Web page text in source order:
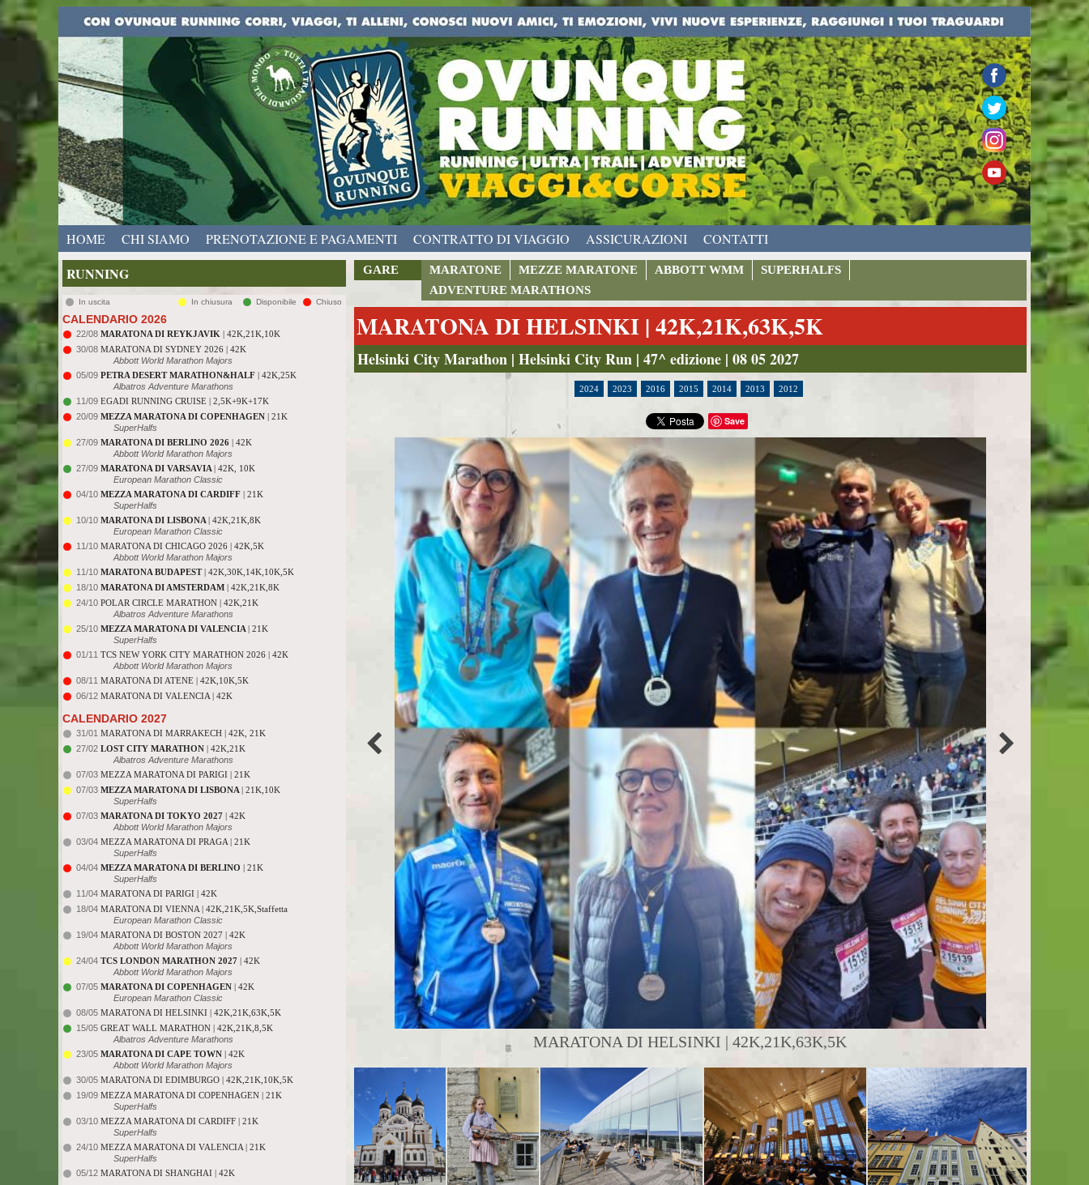
HOME CHI SIAMO PRENOTAZIONE E PAGAMENTI CONTRATTO DI VIAGGIO ASSICURAZIONI CONTATTI
RUNNING
In uscita In chiusura Disponibile Chiuso
CALENDARIO 2026
22/08 MARATONA DI REYKJAVIK | 42K,21K,10K
30/08 MARATONA DI SYDNEY 2026 | 42K
Abbott World Marathon Majors
05/09 PETRA DESERT MARATHON&HALF | 42K,25K
Albatros Adventure Marathons
11/09 EGADI RUNNING CRUISE | 2,5K+9K+17K
20/09 MEZZA MARATONA DI COPENHAGEN | 21K
SuperHalfs
27/09 MARATONA DI BERLINO 2026 | 42K
Abbott World Marathon Majors
27/09 MARATONA DI VARSAVIA | 42K, 10K
European Marathon Classic
04/10 MEZZA MARATONA DI CARDIFF | 21K
SuperHalfs
10/10 MARATONA DI LISBONA | 42K,21K,8K
European Marathon Classic
11/10 MARATONA DI CHICAGO 2026 | 42K,5K
Abbott World Marathon Majors
11/10 MARATONA BUDAPEST| 42K,30K,14K,10K,5K
18/10 MARATONA DI AMSTERDAM | 42K,21K,8K
24/10 POLAR CIRCLE MARATHON | 42K,21K
Albatros Adventure Marathons
25/10 MEZZA MARATONA DI VALENCIA | 21K
SuperHalfs
01/11 TCS NEW YORK CITY MARATHON 2026 | 42K
Abbott World Marathon Majors
08/11 MARATONA DI ATENE | 42K,10K,5K
06/12 MARATONA DI VALENCIA | 42K
CALENDARIO 2027
31/01 MARATONA DI MARRAKECH | 42K, 21K
27/02 LOST CITY MARATHON | 42K,21K
Albatros Adventure Marathons
07/03 MEZZA MARATONA DI PARIGI | 21K
07/03 MEZZA MARATONA DI LISBONA | 21K,10K
SuperHalfs
07/03 MARATONA DI TOKYO 2027 | 42K
Abbott World Marathon Majors
03/04 MEZZA MARATONA DI PRAGA | 21K
SuperHalfs
04/04 MEZZA MARATONA DI BERLINO | 21K
SuperHalfs
11/04 MARATONA DI PARIGI | 42K
18/04 MARATONA DI VIENNA | 42K,21K,5K,Staffetta
European Marathon Classic
19/04 MARATONA DI BOSTON 2027 | 42K
Abbott World Marathon Majors
24/04 TCS LONDON MARATHON 2027 | 42K
Abbott World Marathon Majors
07/05 MARATONA DI COPENHAGEN | 42K
European Marathon Classic
08/05 MARATONA DI HELSINKI | 42K,21K,63K,5K
15/05 GREAT WALL MARATHON | 42K,21K,8,5K
Albatros Adventure Marathons
23/05 MARATONA DI CAPE TOWN | 42K
Abbott World Marathon Majors
30/05 MARATONA DI EDIMBURGO | 42K,21K,10K,5K
19/09 MEZZA MARATONA DI COPENHAGEN | 21K
SuperHalfs
03/10 MEZZA MARATONA DI CARDIFF | 21K
SuperHalfs
24/10 MEZZA MARATONA DI VALENCIA | 21K
SuperHalfs
05/12 MARATONA DI SHANGHAI | 42K
GARE MARATONE MEZZE MARATONE ABBOTT WMM
SUPERHALFS
ADVENTURE MARATHONS
MARATONA DI HELSINKI | 42K,21K,63K,5K
Helsinki City Marathon | Helsinki City Run | 47^ edizione | 08 05 2027
2024 2023 2016 2015 2014 2013 2012
Save
MARATONA DI HELSINKI | 42K,21K,63K,5K